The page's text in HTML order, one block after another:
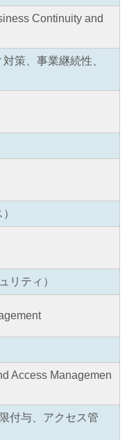
Continuity and
策、事業継続性、
リティ）
Access Managemen
付与、アクセス管